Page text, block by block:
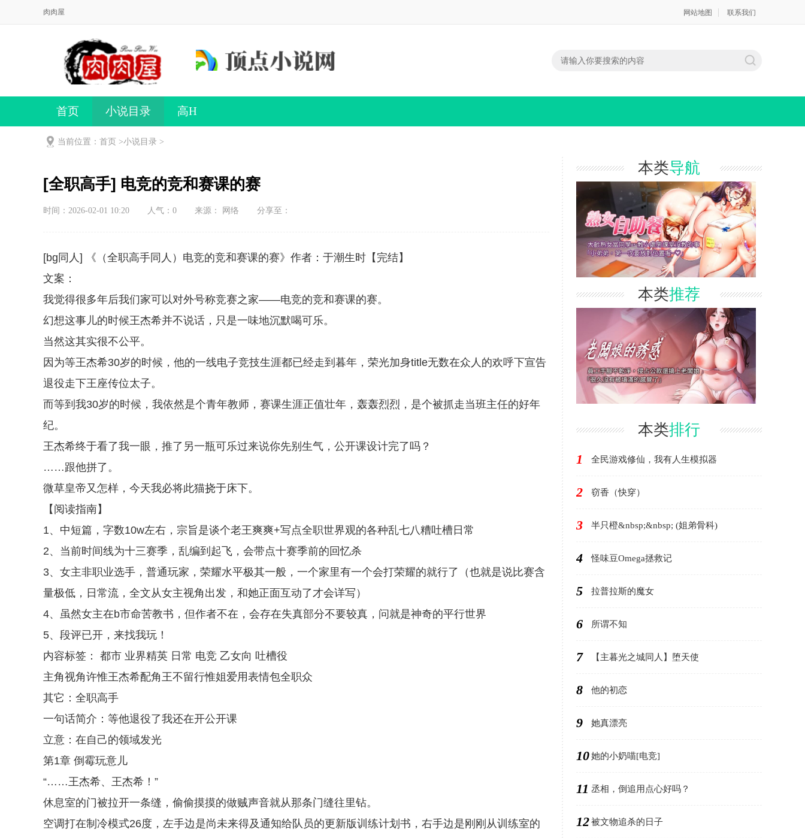
肉肉屋 网站地图 联系我们
首页 小说目录 高H
当前位置：首页 >小说目录 >
[全职高手] 电竞的竞和赛课的赛
时间：2026-02-01 10:20 人气： 0 来源： 网络 分享至：
[bg同人] 《（全职高手同人）电竞的竞和赛课的赛》作者：于潮生时【完结】
文案：
我觉得很多年后我们家可以对外号称竞赛之家——电竞的竞和赛课的赛。
幻想这事儿的时候王杰希并不说话，只是一味地沉默喝可乐。
当然这其实很不公平。
因为等王杰希30岁的时候，他的一线电子竞技生涯都已经走到暮年，荣光加身title无数在众人的欢呼下宣告
退役走下王座传位太子。
而等到我30岁的时候，我依然是个青年教师，赛课生涯正值壮年，轰轰烈烈，是个被抓走当班主任的好年
纪。
王杰希终于看了我一眼，推了另一瓶可乐过来说你先别生气，公开课设计完了吗？
……跟他拼了。
微草皇帝又怎样，今天我必将此猫挠于床下。
【阅读指南】
1、中短篇，字数10w左右，宗旨是谈个老王爽爽+写点全职世界观的各种乱七八糟吐槽日常
2、当前时间线为十三赛季，乱编到起飞，会带点十赛季前的回忆杀
3、女主非职业选手，普通玩家，荣耀水平极其一般，一个家里有一个会打荣耀的就行了（也就是说比赛含
量极低，日常流，全文从女主视角出发，和她正面互动了才会详写）
4、虽然女主在b市命苦教书，但作者不在，会存在失真部分不要较真，问就是神奇的平行世界
5、段评已开，来找我玩！
内容标签： 都市 业界精英 日常 电竞 乙女向 吐槽役
主角视角许惟王杰希配角王不留行惟姐爱用表情包全职众
其它：全职高手
一句话简介：等他退役了我还在开公开课
立意：在自己的领域发光
第1章 倒霉玩意儿
“……王杰希、王杰希！”
休息室的门被拉开一条缝，偷偷摸摸的做贼声音就从那条门缝往里钻。
空调打在制冷模式26度，左手边是尚未来得及通知给队员的更新版训练计划书，右手边是刚刚从训练室的
本类导航
本类推荐
本类排行
1 全民游戏修仙，我有人生模拟器
2 窃香（快穿）
3 半只橙&nbsp;&nbsp; (姐弟骨科)
4 怪味豆Omega拯救记
5 拉普拉斯的魔女
6 所谓不知
7 【主暮光之城同人】堕天使
8 他的初恋
9 她真漂亮
10她的小奶喵[电竞]
11 丞相，倒追用点心好吗？
12被文物追杀的日子